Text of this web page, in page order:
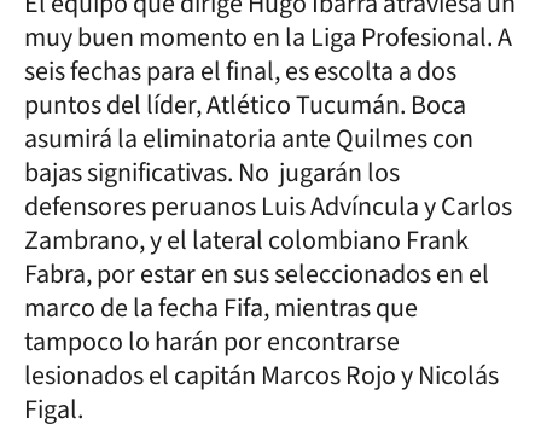
muy buen momento en la Liga Profesional. A
seis fechas para el final, es escolta a dos
puntos del líder, Atlético Tucumán. Boca
asumirá la eliminatoria ante Quilmes con
bajas significativas. No jugarán los
defensores peruanos Luis Advíncula y Carlos
Zambrano, y el lateral colombiano Frank
Fabra, por estar en sus seleccionados en el
marco de la fecha Fifa, mientras que
tampoco lo harán por encontrarse
lesionados el capitán Marcos Rojo y Nicolás
Figal.